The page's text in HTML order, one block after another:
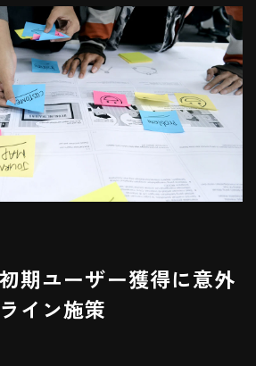
期ユーザー獲得に意外
イン施策